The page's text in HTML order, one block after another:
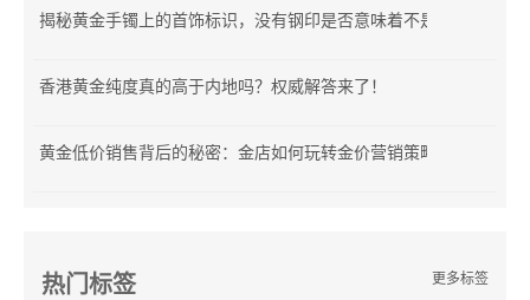
揭秘黄金手镯上的首饰标识，没有钢印是否意味着不是正品？
香港黄金纯度真的高于内地吗？权威解答来了！
黄金低价销售背后的秘密：金店如何玩转金价营销策略？
热门标签 更多标签